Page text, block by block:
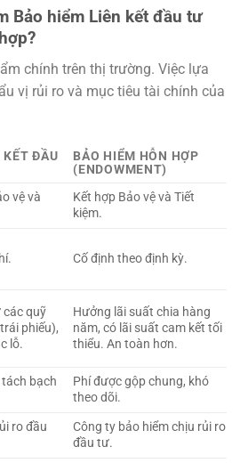
Bảo hiểm Liên kết đầu tư
chính trên thị trường. Việc lựa
vị rủi ro và mục tiêu tài chính của
KẾT ĐẦU
BẢO HIỂM HỖN HỢP
(ENDOWMENT)
vệ và
Kết hợp Bảo vệ và Tiết
kiệm.
Cố định theo định kỳ.
quỹ
phiếu),
lỗ.
Hưởng lãi suất chia hàng
năm, có lãi suất cam kết tối
thiểu. An toàn hơn.
bạch
Phí được gộp chung, khó
theo dõi.
ro đầu
Công ty bảo hiểm chịu rủi ro
đầu tư.